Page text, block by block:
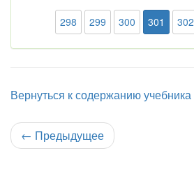
298 299 300 301 302
Вернуться к содержанию учебника
← Предыдущее